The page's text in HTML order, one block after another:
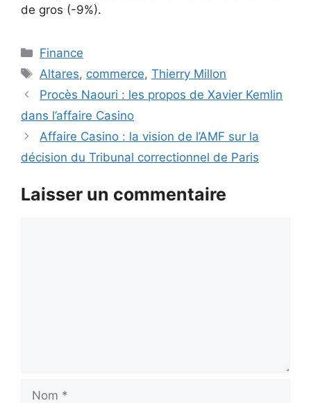
de gros (-9%).
Catégories
Finance
Étiquettes
Altares, commerce,Thierry Millon
Procès Naouri : les propos de Xavier Kemlin
dans l’affaire Casino
Affaire Casino : la vision de l’AMF sur la
décision du Tribunal correctionnel de Paris
Laisser un commentaire
Nom